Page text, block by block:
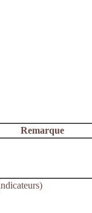
Remarque